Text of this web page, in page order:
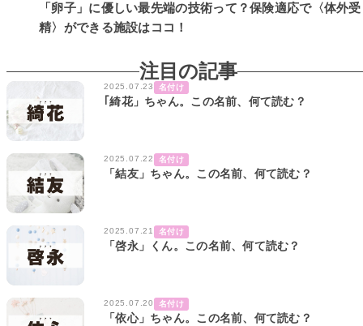
「卵子」に優しい最先端の技術って？保険適応で〈体外受
精〉ができる施設はココ！
注目の記事
2025.07.23 名付け
｢綺花」ちゃん。この名前、何て読む？
2025.07.22 名付け
「結友」ちゃん。この名前、何て読む？
2025.07.21 名付け
「啓永」くん。この名前、何て読む？
2025.07.20 名付け
「依心」ちゃん。この名前、何て読む？